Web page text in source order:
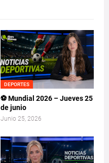
DEPORTES
⚽ Mundial 2026 – Jueves 25
de junio
Junio 25, 2026